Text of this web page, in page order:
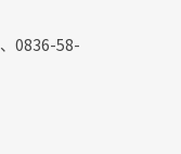
0836-58-